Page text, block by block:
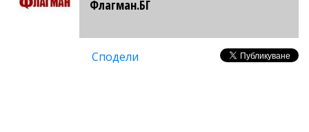
Флагман.БГ
Сподели